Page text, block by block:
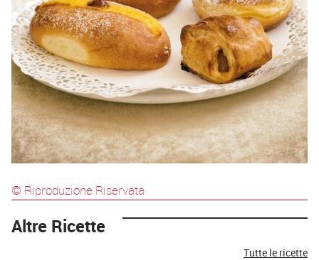
© Riproduzione Riservata
Altre Ricette
Tutte le ricette